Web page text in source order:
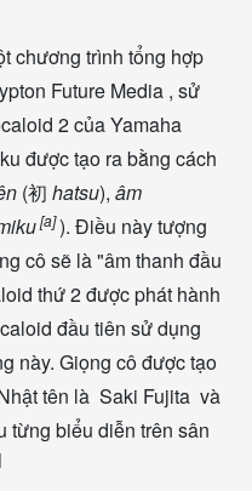
#AnimeHai #Otakul
#BBCOSPLAY
#TrendAnime
chương trình tổng hợp
Future Media , sử
2 của Yamaha
được tạo ra bằng cách
(初 hatsu), âm
[a]). Điều này tượng
cô sẽ là "âm thanh đầu
thứ 2 được phát hành
đầu tiên sử dụng
này. Giọng cô được tạo
tên là Saki Fujita và
từng biểu diễn trên sân